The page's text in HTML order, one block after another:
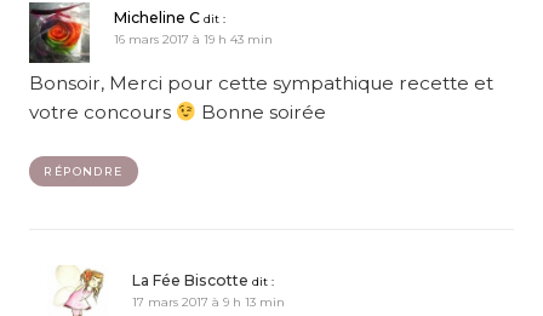
Micheline C dit :
16 mars 2017 à 19 h 43 min
Bonsoir, Merci pour cette sympathique recette et
votre concours
Bonne soirée
RÉPONDRE
La Fée Biscotte dit :
17 mars 2017 à 9 h 13 min